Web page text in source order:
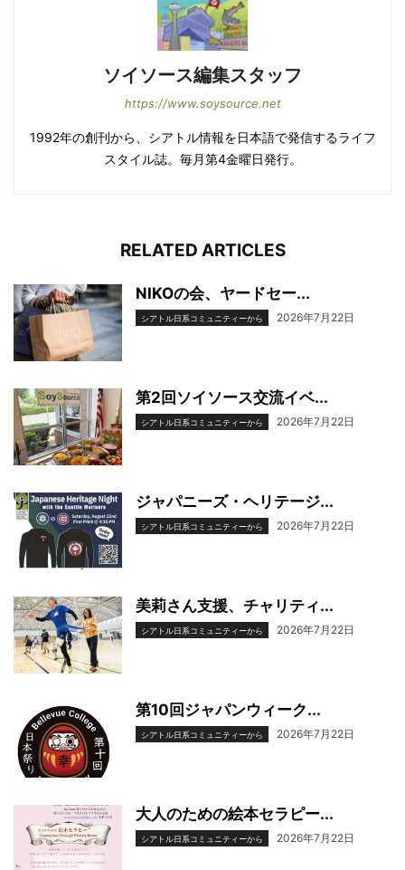
ソイソース編集スタッフ
https://www.soysource.net
1992年の創刊から、シアトル情報を日本語で発信するライフ
スタイル誌。毎月第4金曜日発行。
RELATED ARTICLES
NIKOの会、ヤードセー...
シアトル日系コミュニティーから 2026年7月22日
第2回ソイソース交流イベ...
シアトル日系コミュニティーから 2026年7月22日
ジャパニーズ・ヘリテージ...
シアトル日系コミュニティーから 2026年7月22日
美莉さん支援、チャリティ...
シアトル日系コミュニティーから 2026年7月22日
第10回ジャパンウィーク...
シアトル日系コミュニティーから 2026年7月22日
大人のための絵本セラピー...
シアトル日系コミュニティーから 2026年7月22日